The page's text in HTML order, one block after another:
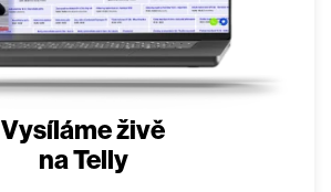
Vysíláme živě
na Telly